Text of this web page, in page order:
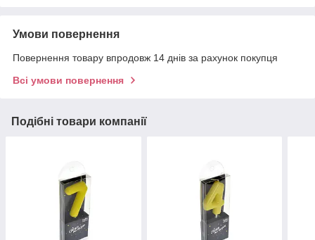
Умови повернення
Повернення товару впродовж 14 днів за рахунок покупця
Всі умови повернення
Подібні товари компанії